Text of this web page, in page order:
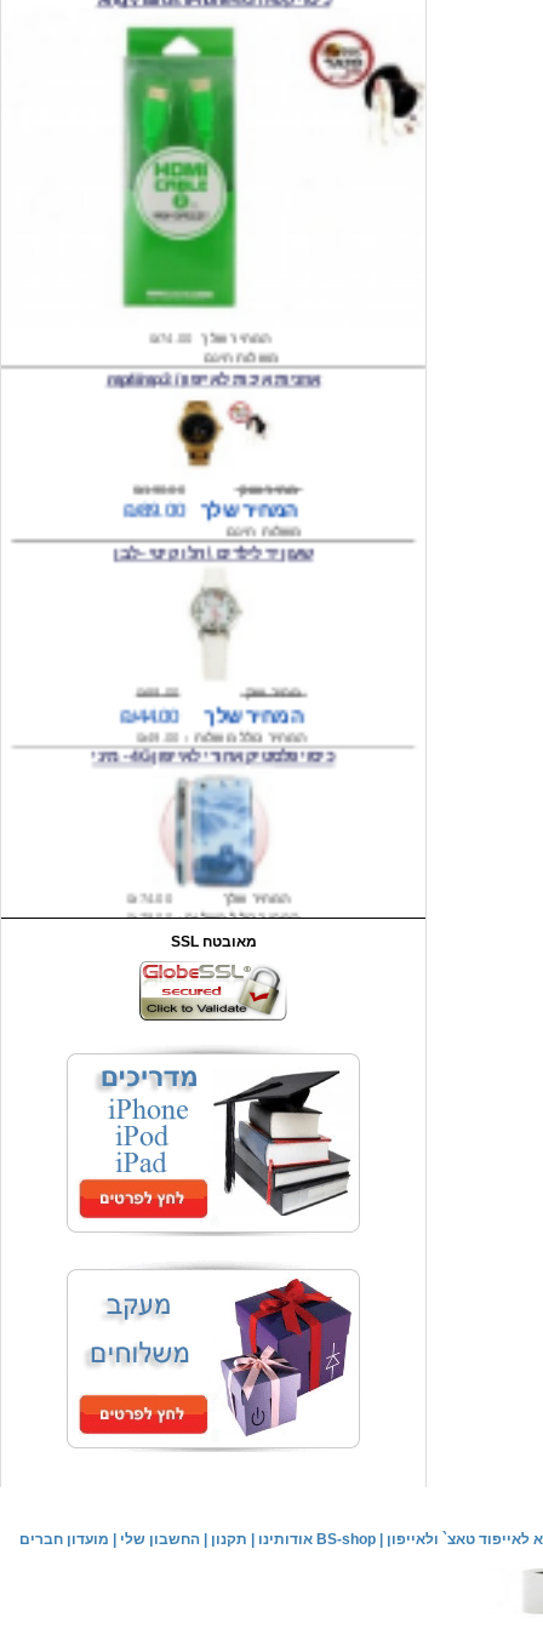
משלוח חינם
₪190.00 מחיר שוק
₪89.00 המחיר שלך
שעון יד לילדים \ הלו קיטי - לבן
המחיר כולל משלוח :
כיסוי פלסטיק אחורי לאייפון 4G - מיני
המחיר שלך
₪79.00 המחיר כולל משלוח :
פילינג להסרת עור קשה דו צדדי
₪199.00 מחיר שוק
₪29.00 המחיר שלך
4 סוללות נטענות AA 3000mA
₪120.00 מחיר שוק
₪59.00 המחיר שלך
משלוח חינם
Samsung Galaxy Tab P6800, נרתיק כיסוי
כיסוי אחורי לאייפון 4/4S
SSL מאובטח
מועדון חברים החשבון שלי| תקנון אודותינו BS-shop| טאצ` ולאייפון